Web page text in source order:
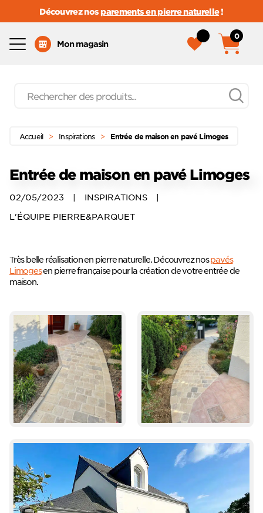
Découvrez nosparements en pierre naturelle!
Mon magasin
0
contenu
Menu
Accueil > Inspirations > Entrée de maison en pavé Limoges
Entrée de maison en pavé Limoges
02/05/2023 | INSPIRATIONS
|
L'ÉQUIPE PIERRE&PARQUET
Très belle réalisation en pierre naturelle. Découvrez nospavés
Limogesen pierre française pour la création de votre entrée de
maison.